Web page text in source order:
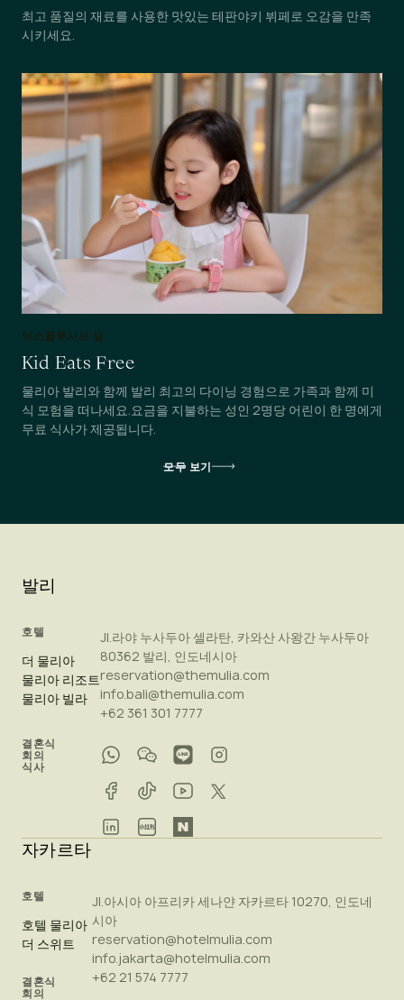
모두 보기
최고 품질의 재료를 사용한 맛있는 테판야키 뷔페로 오감을 만족
시키세요.
익스클루시브 딜
Kid Eats Free
물리아 발리와 함께 발리 최고의 다이닝 경험으로 가족과 함께 미
식 모험을 떠나세요.요금을 지불하는 성인 2명당 어린이 한 명에게
무료 식사가 제공됩니다.
발리
호텔
더 물리아
물리아 리조트
물리아 빌라
결혼식
회의
식사
Jl.라야 누사두아 셀라탄, 카와산 사왕간 누사두아
80362 발리, 인도네시아
reservation@themulia.com
info.bali@themulia.com
+62 361 301 7777
자카르타
호텔
호텔 물리아
더 스위트
결혼식
회의
Jl.아시아 아프리카 세나얀 자카르타 10270, 인도네
시아
reservation@hotelmulia.com
info.jakarta@hotelmulia.com
+62 21 574 7777